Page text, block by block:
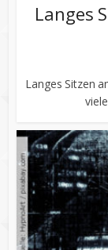
Langes
Langes Sitzen